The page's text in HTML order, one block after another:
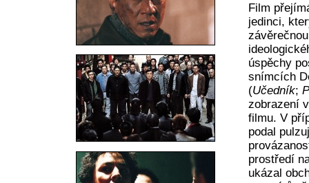
Film
jedinci,
úspěchy
snímcích
(Učedník;
zobrazení
filmu. V
podal
prostředí
ukázal